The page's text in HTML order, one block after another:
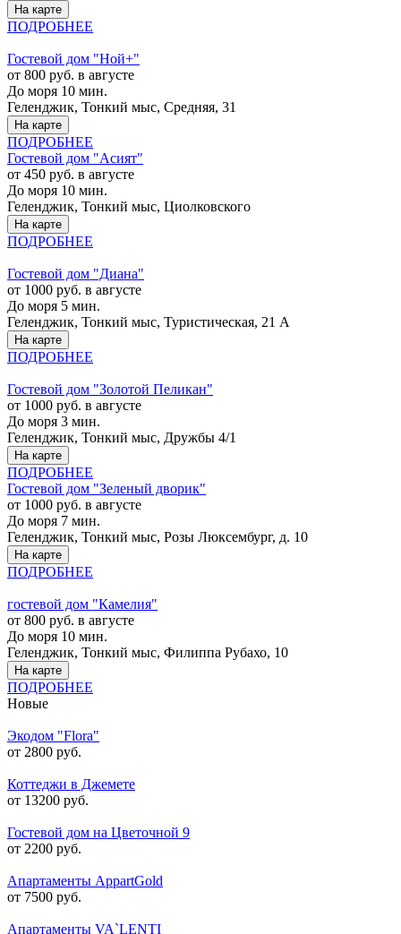
На карте
ПОДРОБНЕЕ
Гостевой дом "Ной+"
от 800 руб. в августе
До моря 10 мин.
Геленджик, Тонкий мыс, Средняя, 31
На карте
ПОДРОБНЕЕ
Гостевой дом "Асият"
от 450 руб. в августе
До моря 10 мин.
Геленджик, Тонкий мыс, Циолковского
На карте
ПОДРОБНЕЕ
Гостевой дом "Диана"
от 1000 руб. в августе
До моря 5 мин.
Геленджик, Тонкий мыс, Туристическая, 21 А
На карте
ПОДРОБНЕЕ
Гостевой дом "Золотой Пеликан"
от 1000 руб. в августе
До моря 3 мин.
Геленджик, Тонкий мыс, Дружбы 4/1
На карте
ПОДРОБНЕЕ
Гостевой дом "Зеленый дворик"
от 1000 руб. в августе
До моря 7 мин.
Геленджик, Тонкий мыс, Розы Люксембург, д. 10
На карте
ПОДРОБНЕЕ
гостевой дом "Камелия"
от 800 руб. в августе
До моря 10 мин.
Геленджик, Тонкий мыс, Филиппа Рубахо, 10
На карте
ПОДРОБНЕЕ
Новые
Экодом "Flora"
от 2800 руб.
Коттеджи в Джемете
от 13200 руб.
Гостевой дом на Цветочной 9
от 2200 руб.
Апартаменты AppartGold
от 7500 руб.
Апартаменты VA`LENTI